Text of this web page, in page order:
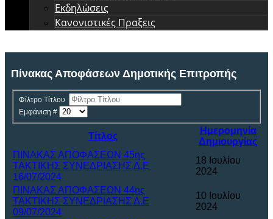
Εκδηλώσεις
Κανονιστικές Πραξεις
Πίνακας Αποφάσεων Δημοτικής Επιτροπής
Φίλτρο Τίτλου
Εμφάνιση #
Τίτλος
Ημερομηνία
Δημιουργίας
ΠΙΝΑΚΑΣ ΑΠΟΦΑΣΕΩΝ 45ης
ΤΑΚΤΙΚΗΣ ΣΥΝΕΔΡΙΑΣΗΣ Δ.Ε
16/07/2024
18 Ιουλίου
2024
ΠΙΝΑΚΑΣ ΑΠΟΦΑΣΕΩΝ 44ης
ΤΑΚΤΙΚΗΣ ΣΥΝΕΔΡΙΑΣΗΣ Δ.Ε
09/07/2024
10 Ιουλίου
2024